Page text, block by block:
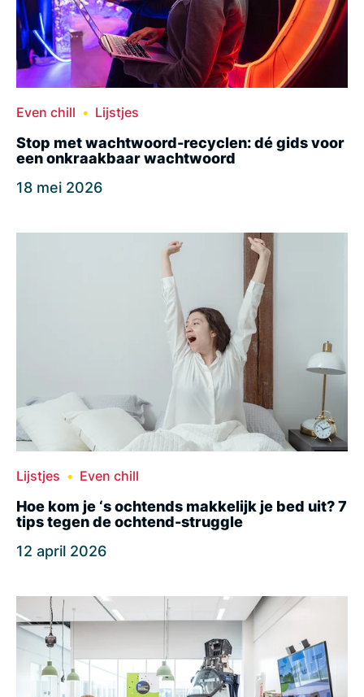
Even chill Lijstjes
Stop met wachtwoord-recyclen: dé gids voor
een onkraakbaar wachtwoord
18 mei 2026
Lijstjes Even chill
Hoe kom je ‘s ochtends makkelijk je bed uit? 7
tips tegen de ochtend-struggle
12 april 2026